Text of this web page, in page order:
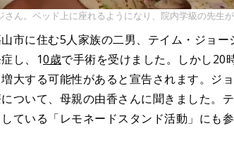
さん。ベッド上に座れるようになり、院内学級の先生
市に住む5人家族の二男、テイム・ジョ
し、10歳で手術を受けました。しかし20
大する可能性があると宣告されます。ジ
ついて、母親の由香さんに聞きました。
ている「レモネードスタンド活動」にも